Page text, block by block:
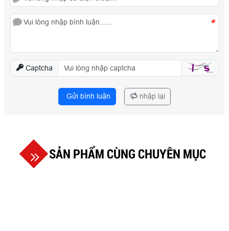
*
Captcha
Gửi bình luận nhập lại
SẢN PHẨM CÙNG CHUYÊN MỤC